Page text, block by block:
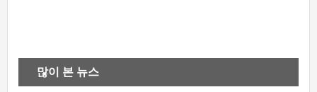
많이 본 뉴스